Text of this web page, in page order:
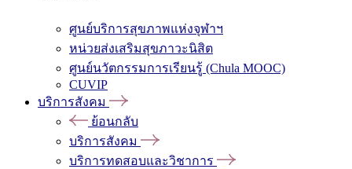
ศูนย์บริการสุขภาพแห่งจุฬาฯ
หน่วยส่งเสริมสุขภาวะนิสิต
ศูนย์นวัตกรรมการเรียนรู้ (Chula MOOC)
CUVIP
บริการสังคม
ย้อนกลับ
บริการสังคม
บริการทดสอบและวิชาการ